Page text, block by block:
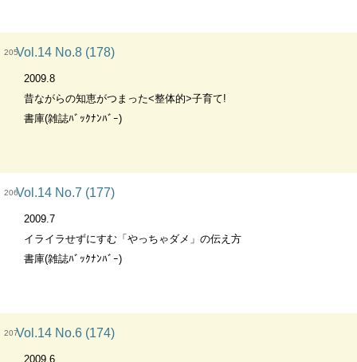
205Vol.14 No.8 (178)
2009.8
昔ながらの知恵がつまった<整体的>子育て!
書庫(雑誌ﾊﾞｯｸﾅﾝﾊﾞｰ)
206Vol.14 No.7 (177)
2009.7
イライラせずにすむ「やっちゃダメ」の伝え方
書庫(雑誌ﾊﾞｯｸﾅﾝﾊﾞｰ)
207Vol.14 No.6 (174)
2009.6